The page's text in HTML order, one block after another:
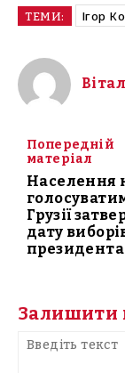
ТЕМИ: Ігор
Попередній
матеріал
Населення
Грузії
дату
президента
Залишити